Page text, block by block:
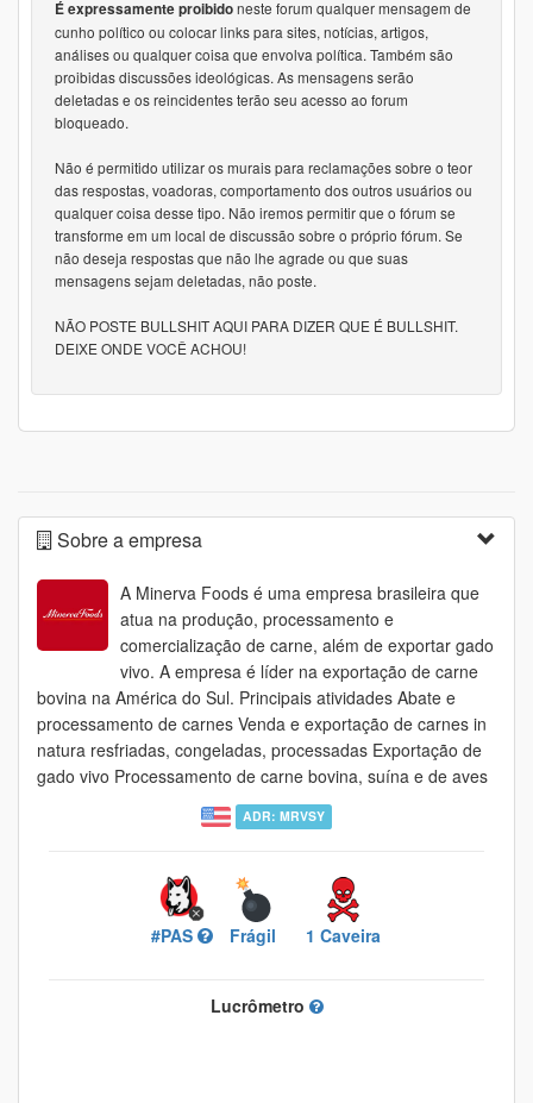
necessidade do capital de giro" (acredito ser a liberação
ou acumulação de caixa em dólares para hedgear
a dívida da companhia, que é hoje obrigatoriamente -
pelo estatuto - de 50% do valor da dívida)
É expressamente proibidoneste forum qualquer mensagem de
cunho político ou colocar links para sites, notícias, artigos,
análises ou qualquer coisa que envolva política. Também são
proibidas discussões ideológicas. As mensagens serão
deletadas e os reincidentes terão seu acesso ao forum
bloqueado.
Não é permitido utilizar os murais para reclamações sobre o teor
das respostas, voadoras, comportamento dos outros usuários ou
qualquer coisa desse tipo. Não iremos permitir que o fórum se
transforme em um local de discussão sobre o próprio fórum. Se
não deseja respostas que não lhe agrade ou que suas
mensagens sejam deletadas, não poste.
NÃO POSTE BULLSHIT AQUI PARA DIZER QUE É BULLSHIT.
DEIXE ONDE VOCÊ ACHOU!
Sobre a empresa
A Minerva Foods é uma empresa brasileira que
atua na produção, processamento e
comercialização de carne, além de exportar gado
vivo. A empresa é líder na exportação de carne
bovina na América do Sul. Principais atividades Abate e
processamento de carnes Venda e exportação de carnes in
natura resfriadas, congeladas, processadas Exportação de
gado vivo Processamento de carne bovina, suína e de aves
ADR: MRVSY
#PAS Frágil 1 Caveira
Lucrômetro